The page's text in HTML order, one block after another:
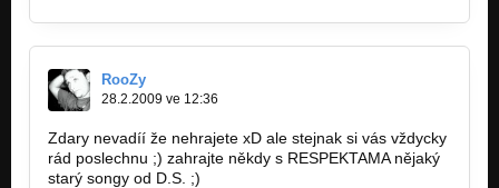
RooZy
28.2.2009 ve 12:36
Zdary nevadíí že nehrajete xD ale stejnak si vás vždycky
rád poslechnu ;) zahrajte někdy s RESPEKTAMA nějaký
starý songy od D.S. ;)